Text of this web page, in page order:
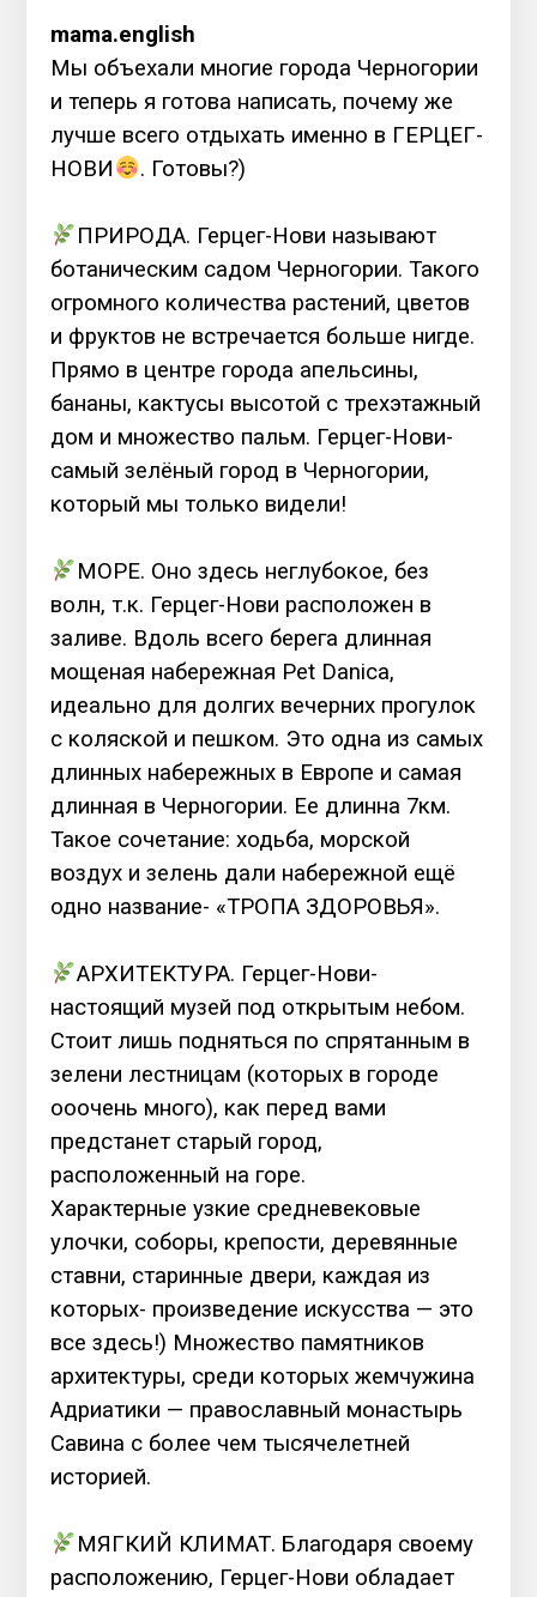
mama.english
Мы объехали многие города Черногории
и теперь я готова написать, почему же
лучше всего отдыхать именно в ГЕРЦЕГ-
НОВИ
. Готовы?)
ПРИРОДА. Герцег-Нови называют
ботаническим садом Черногории. Такого
огромного количества растений, цветов
и фруктов не встречается больше нигде.
Прямо в центре города апельсины,
бананы, кактусы высотой с трехэтажный
дом и множество пальм. Герцег-Нови-
самый зелёный город в Черногории,
который мы только видели!
МОРЕ. Оно здесь неглубокое, без
волн, т.к. Герцег-Нови расположен в
заливе. Вдоль всего берега длинная
мощеная набережная Pet Danica,
идеально для долгих вечерних прогулок
с коляской и пешком. Это одна из самых
длинных набережных в Европе и самая
длинная в Черногории. Ее длинна 7км.
Такое сочетание: ходьба, морской
воздух и зелень дали набережной ещё
одно название- «ТРОПА ЗДОРОВЬЯ».
АРХИТЕКТУРА. Герцег-Нови-
настоящий музей под открытым небом.
Стоит лишь подняться по спрятанным в
зелени лестницам (которых в городе
ооочень много), как перед вами
предстанет старый город,
расположенный на горе.
Характерные узкие средневековые
улочки, соборы, крепости, деревянные
ставни, старинные двери, каждая из
которых- произведение искусства — это
все здесь!) Множество памятников
архитектуры, среди которых жемчужина
Адриатики — православный монастырь
Савина с более чем тысячелетней
историей.
МЯГКИЙ КЛИМАТ. Благодаря своему
расположению, Герцег-Нови обладает